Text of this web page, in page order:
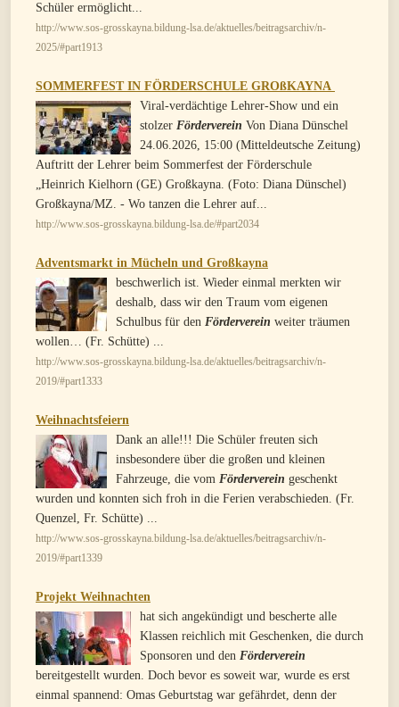
Schüler ermöglicht...
http://www.sos-grosskayna.bildung-lsa.de/aktuelles/beitragsarchiv/n-
2025/#part1913
SOMMERFEST IN FÖRDERSCHULE GROßKAYNA
Viral-verdächtige Lehrer-Show und ein
stolzer Förderverein
24.06.2026, 15:00 (Mitteldeutsche Zeitung)
Auftritt der Lehrer beim Sommerfest der Förderschule
„Heinrich Kielhorn (GE) Großkayna. (Foto: Diana Dünschel)
Großkayna/MZ. - Wo tanzen die Lehrer auf...
http://www.sos-grosskayna.bildung-lsa.de/#part2034
Adventsmarkt in Mücheln und Großkayna
beschwerlich ist. Wieder einmal merkten wir
deshalb, dass wir den Traum vom eigenen
Schulbus für den Förderverein weiter träumen
wollen… (Fr. Schütte) ...
http://www.sos-grosskayna.bildung-lsa.de/aktuelles/beitragsarchiv/n-
2019/#part1333
Weihnachtsfeiern
Dank an alle!!! Die Schüler freuten sich
insbesondere über die großen und kleinen
Fahrzeuge, die vom Förderverein geschenkt
wurden und konnten sich froh in die Ferien verabschieden. (Fr.
Quenzel, Fr. Schütte) ...
http://www.sos-grosskayna.bildung-lsa.de/aktuelles/beitragsarchiv/n-
2019/#part1339
Projekt Weihnachten
hat sich angekündigt und bescherte alle
Klassen reichlich mit Geschenken, die durch
Sponsoren und den Förderverein
bereitgestellt wurden. Doch bevor es soweit war, wurde es erst
einmal spannend: Omas Geburtstag war gefährdet, denn der